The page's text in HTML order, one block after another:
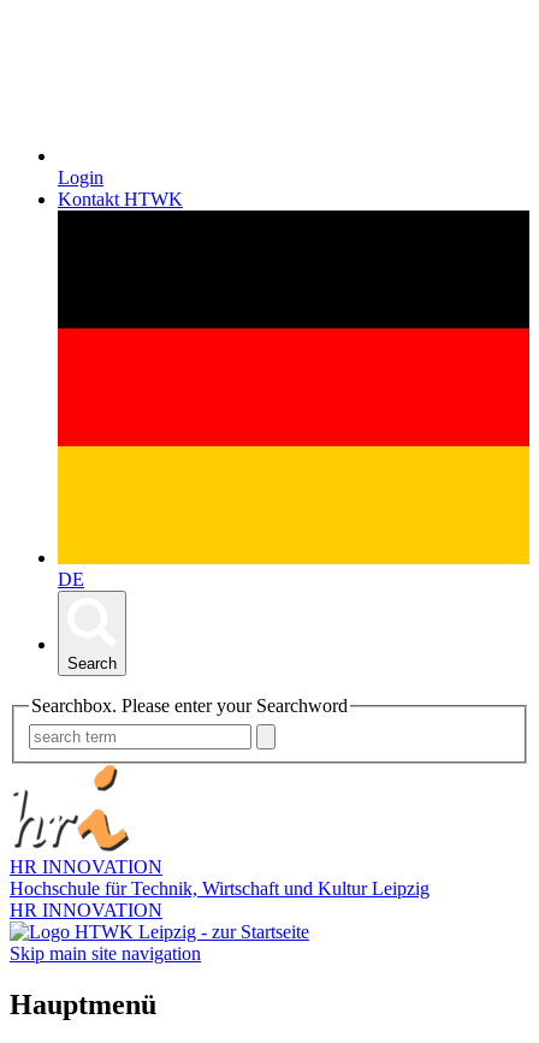
Login
Kontakt HTWK
DE
Search
Searchbox. Please enter your Searchword
HR INNOVATION
Hochschule für Technik, Wirtschaft und Kultur Leipzig
HR INNOVATION
Skip main site navigation
Hauptmenü